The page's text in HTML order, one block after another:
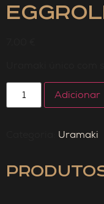
Adicionar
Uramaki